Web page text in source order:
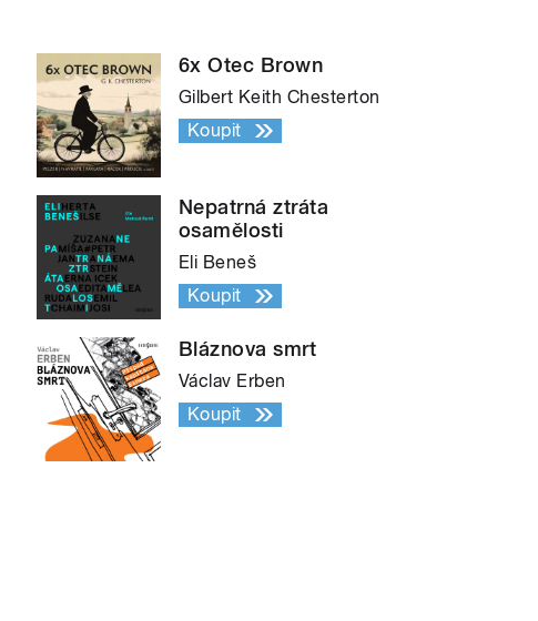
6x Otec Brown
Gilbert Keith Chesterton
Koupit
Nepatrná ztráta
osamělosti
Eli Beneš
Koupit
Bláznova smrt
Václav Erben
Koupit